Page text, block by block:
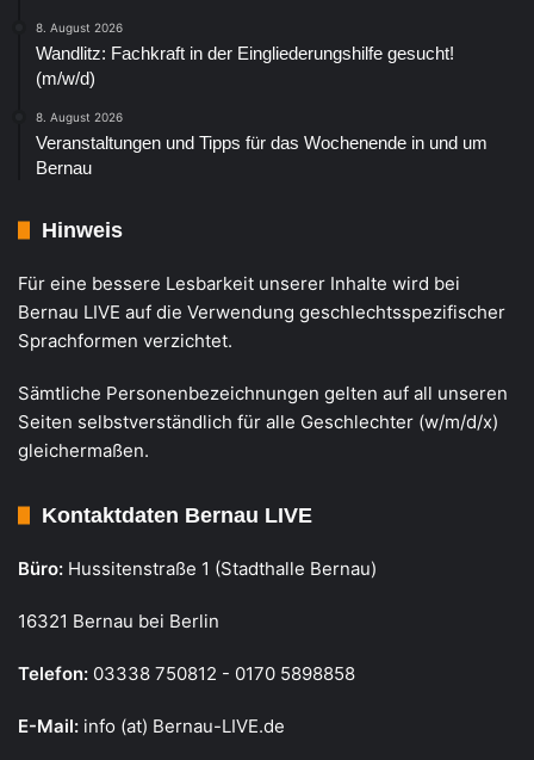
8. August 2026
Wandlitz: Fachkraft in der Eingliederungshilfe gesucht!
(m/w/d)
8. August 2026
Veranstaltungen und Tipps für das Wochenende in und um
Bernau
Hinweis
Für eine bessere Lesbarkeit unserer Inhalte wird bei
Bernau LIVE auf die Verwendung geschlechtsspezifischer
Sprachformen verzichtet.
Sämtliche Personenbezeichnungen gelten auf all unseren
Seiten selbstverständlich für alle Geschlechter (w/m/d/x)
gleichermaßen.
Kontaktdaten Bernau LIVE
Büro: Hussitenstraße 1 (Stadthalle Bernau)
16321 Bernau bei Berlin
Telefon: 03338 750812 - 0170 5898858
E-Mail: info (at) Bernau-LIVE.de